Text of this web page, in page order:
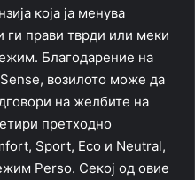
која ја менува
ги прави тврди или меки
Благодарение на
возилото може да
на желбите на
претходно
Sport, Eco и Neutral,
Perso. Секој од овие